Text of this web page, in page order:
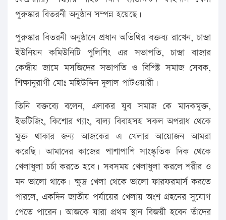
পুরুষ্কার বিতরনী অনুষ্ঠান সম্পন্ন হয়েছে।
পুরুষ্কার বিতরনী অনুষ্ঠানে প্রধান অতিথির বক্তব্য রাখেন, চান্দ্রা
ইউনিয়ন কমিউনিটি পুলিশিং এর সভাপতি, চান্দ্রা বাজার
কেন্দ্রীয় জামে মসজিদের সভাপতি ও বিশিষ্ট সমাজ সেবক,
শিক্ষানুরাগী মোঃ মহিউদ্দিন দুলাল পাটওয়ারী।
তিনি বক্তব্যে বলেন, এলাকর যুব সমাজ কে মাদকমুক্ত,
ইভটিজিং, কিশোর গ্যাং, বাল্য বিবাহসহ সকল অপরাধ থেকে
মুক্ত থাকার জন্য আজকের এ খেলার আয়োজন আমরা
করেছি। আমাদের কাজের পাশাপাশি সাংস্কৃতিক দিক থেকে
খেলাধুলা চর্চা করতে হবে। সবসময় খেলাধুলা করলে শরীর ও
মন ভালো থাকে। ক্ষুদ্র খেলা থেকে ভালো ফারফরমার্স করতে
পারলে, একদিন জাতীয় পর্যায়ের খেলায় অংশ গ্রহনের সুযোগ
পেতে পারেন। আজকে যারা প্রথম স্থান বিজয়ী হবেন তাঁদের